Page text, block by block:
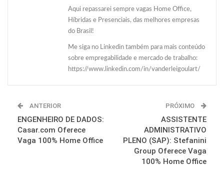
Aqui repassarei sempre vagas Home Office,
Híbridas e Presenciais, das melhores empresas
do Brasil!
Me siga no Linkedin também para mais conteúdo
sobre empregabilidade e mercado de trabalho:
https://www.linkedin.com/in/vanderleigoulart/
ANTERIOR
ENGENHEIRO DE DADOS:
Casar.com Oferece
Vaga 100% Home Office
PRÓXIMO
ASSISTENTE
ADMINISTRATIVO
PLENO (SAP): Stefanini
Group Oferece Vaga
100% Home Office